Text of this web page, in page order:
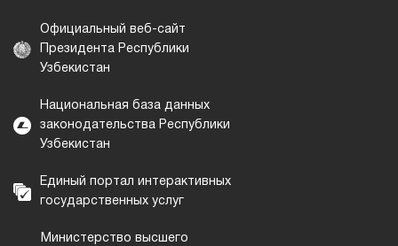
Официальный веб-сайт
Президента Республики
Узбекистан
Национальная база данных
законодательства Республики
Узбекистан
Единый портал интерактивных
государственных услуг
Министерство высшего